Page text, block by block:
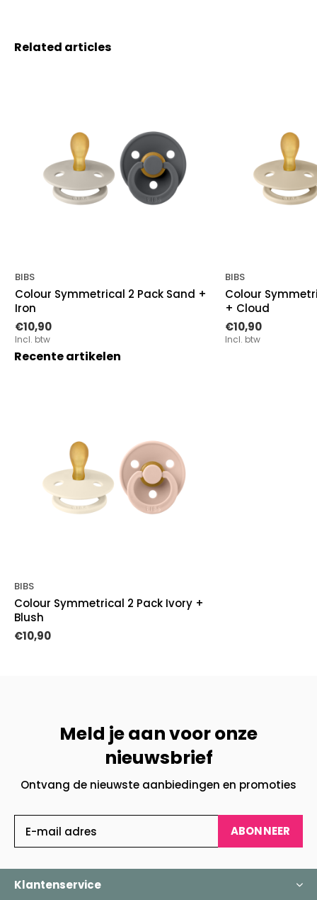
Related articles
BIBS
Colour Symmetrical 2 Pack Sand +
Iron
€10,90
Incl. btw
BIBS
Colour
+ Cloud
€10,90
Incl. btw
Recente artikelen
BIBS
Colour Symmetrical 2 Pack Ivory +
Blush
€10,90
Meld je aan voor onze
nieuwsbrief
Ontvang de nieuwste aanbiedingen en promoties
ABONNEER
Klantenservice